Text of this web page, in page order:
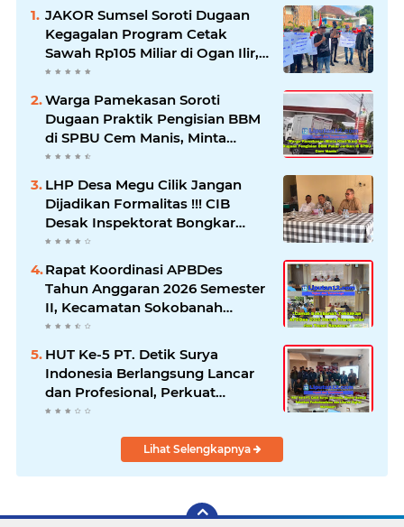
JAKOR Sumsel Soroti Dugaan
Kegagalan Program Cetak
Sawah Rp105 Miliar di Ogan Ilir,
Desak Kadis Pertanian Mundur
Warga Pamekasan Soroti
Dugaan Praktik Pengisian BBM
di SPBU Cem Manis, Minta
Klarifikasi dan Pengawasan
LHP Desa Megu Cilik Jangan
Dijadikan Formalitas !!! CIB
Desak Inspektorat Bongkar
Seluruh Fakta dan Hentikan
Rapat Koordinasi APBDes
Tahun Anggaran 2026 Semester
II, Kecamatan Sokobanah
Libatkan 12 Desa
HUT Ke-5 PT. Detik Surya
Indonesia Berlangsung Lancar
dan Profesional, Perkuat
Kompetensi Wartawan
Lihat Selengkapnya